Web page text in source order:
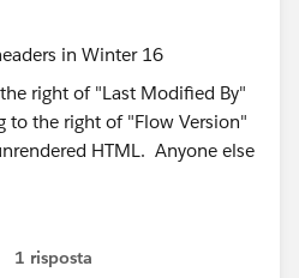
right of "Last Modified By"
to the right of "Flow Version"
HTML. Anyone else
1 risposta